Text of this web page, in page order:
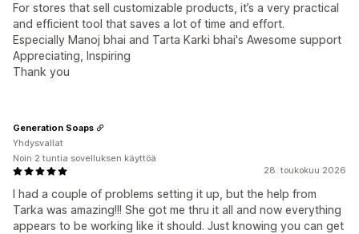
For stores that sell customizable products, it’s a very practical
and efficient tool that saves a lot of time and effort.
Especially Manoj bhai and Tarta Karki bhai's Awesome support
Appreciating, Inspiring
Thank you
28. toukokuu 2026
I had a couple of problems setting it up, but the help from
Tarka was amazing!!! She got me thru it all and now everything
appears to be working like it should. Just knowing you can get
Generation Soaps
Yhdysvallat
Noin 2 tuntia sovelluksen käyttöä